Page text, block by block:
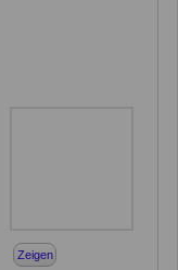
Zeigen